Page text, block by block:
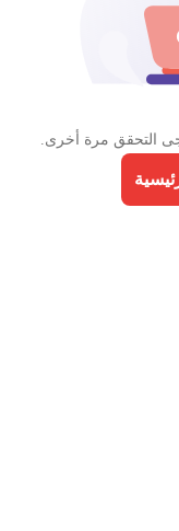
التحقق مرة أخرى.